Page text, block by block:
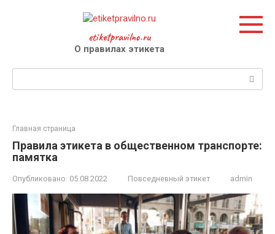
etiketpravilno.ru
О правилах этикета
Поиск:
Главная страница
Правила этикета в общественном транспорте:
памятка
Опубликовано: 05.08.2022 Повседневный этикет admin